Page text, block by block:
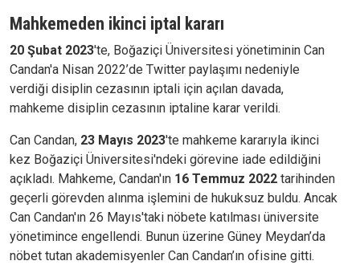
Mahkemeden ikinci iptal kararı
20 Şubat 2023'te, Boğaziçi Üniversitesi yönetiminin Can
Candan'a Nisan 2022’de Twitter paylaşımı nedeniyle
verdiği disiplin cezasının iptali için açılan davada,
mahkeme disiplin cezasının iptaline karar verildi.
Can Candan, 23 Mayıs 2023'te mahkeme kararıyla ikinci
kez Boğaziçi Üniversitesi'ndeki görevine iade edildiğini
açıkladı. Mahkeme, Candan'ın 16 Temmuz 2022 tarihinden
geçerli görevden alınma işlemini de hukuksuz buldu. Ancak
Can Candan'ın 26 Mayıs'taki nöbete katılması üniversite
yönetimince engellendi. Bunun üzerine Güney Meydan’da
nöbet tutan akademisyenler Can Candan’ın ofisine gitti.